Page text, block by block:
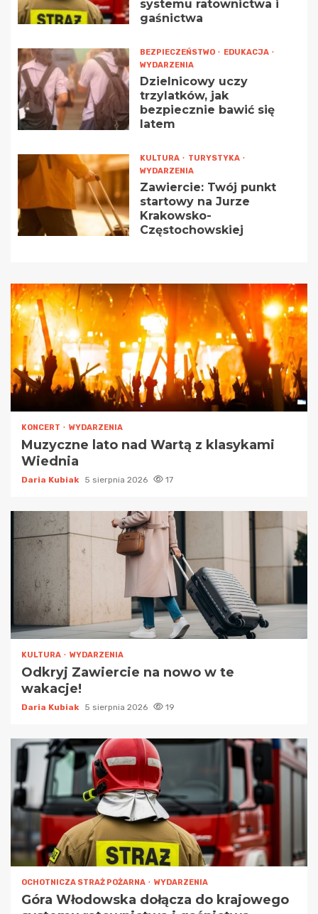
systemu ratownictwa i
gaśnictwa
BEZPIECZEŃSTWO
EDUKACJA
WYDARZENIA
Dzielnicowy uczy
trzylatków, jak
bezpiecznie bawić się
latem
KULTURA
TURYSTYKA
WYDARZENIA
Zawiercie: Twój punkt
startowy na Jurze
Krakowsko-
Częstochowskiej
KONCERT WYDARZENIA
Muzyczne lato nad Wartą z klasykami
Wiednia
Daria Kubiak 5 sierpnia 2026 17
KULTURA WYDARZENIA
Odkryj Zawiercie na nowo w te
wakacje!
Daria Kubiak 5 sierpnia 2026 19
OCHOTNICZA STRAŻ POŻARNA WYDARZENIA
Góra Włodowska dołącza do krajowego